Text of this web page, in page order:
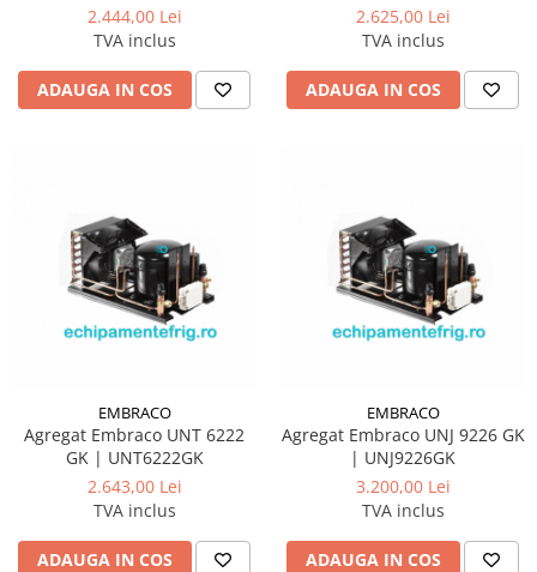
2.444,00 Lei
TVA inclus
ADAUGA IN COS
2.625,00 Lei
TVA inclus
ADAUGA IN COS
EMBRACO
Agregat Embraco UNT 6222
GK | UNT6222GK
2.643,00 Lei
TVA inclus
ADAUGA IN COS
EMBRACO
Agregat Embraco UNJ 9226 GK
| UNJ9226GK
3.200,00 Lei
TVA inclus
ADAUGA IN COS